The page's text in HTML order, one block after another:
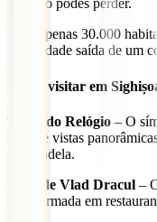
que não podes perder.
Com apenas 30.000
uma cidade saída de um
O que visitar em
Torre do Relógio – O
oferece vistas
da cidadela.
Casa de Vlad Dracul –
transformada em